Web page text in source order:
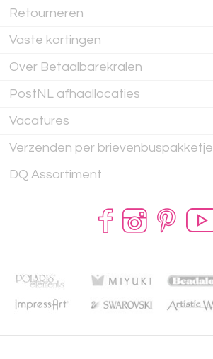
Retourneren
Vaste kortingen
Over Betaalbarekralen
PostNL afhaallocaties
Vacatures
Verzenden per brievenbuspakketje
DQ Assortiment